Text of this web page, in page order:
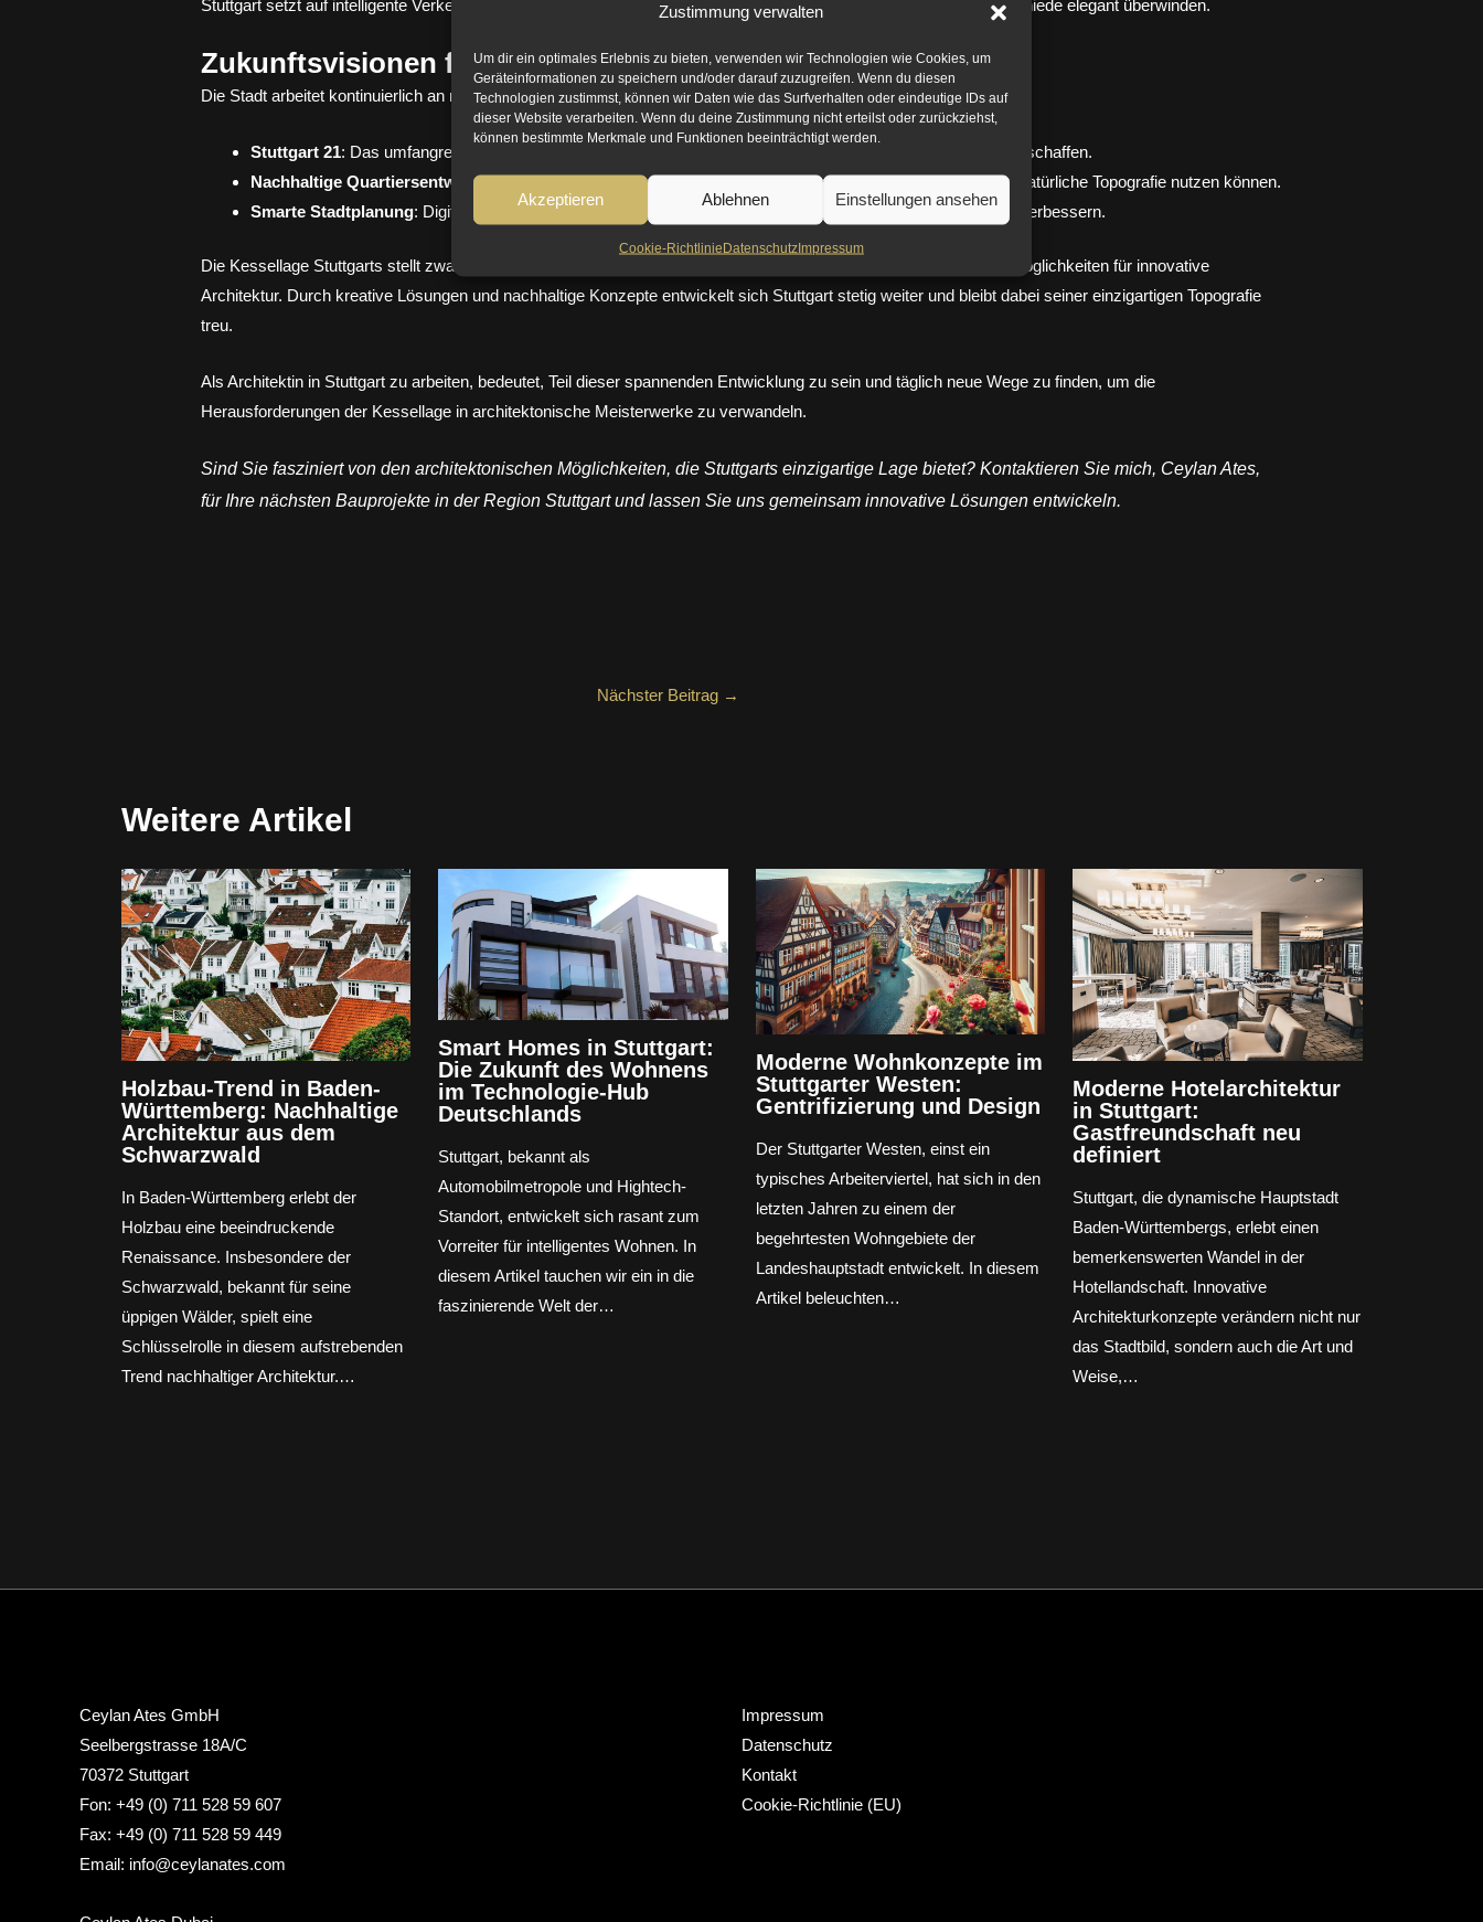
Zustimmung verwalten
Um dir ein optimales Erlebnis zu bieten, verwenden wir Technologien wie Cookies, um
Geräteinformationen zu speichern und/oder darauf zuzugreifen. Wenn du diesen
Technologien zustimmst, können wir Daten wie das Surfverhalten oder eindeutige IDs auf
dieser Website verarbeiten. Wenn du deine Zustimmung nicht erteilst oder zurückziehst,
können bestimmte Merkmale und Funktionen beeinträchtigt werden.
Akzeptieren Ablehnen Einstellungen ansehen
Cookie-RichtlinieDatenschutzImpressum
Stuttgart setzt auf intelligente Verkehrslösungen wie die Zahnradbahn oder die Standseilbahn, die die Höhenunterschiede elegant überwinden.
Zukunftsvisionen für Stuttgart
Die Stadt arbeitet kontinuierlich an neuen Konzepten, um die Lebensqualität weiter zu verbessern:
Stuttgart 21: Das umfangreiche Bahnprojekt wird die Innenstadt neu gestalten und zusätzliche Grünflächen schaffen.
Nachhaltige Quartiersentwicklung: Projekte wie das Olga-Areal zeigen, wie moderne Wohnkonzepte die natürliche Topografie nutzen können.
Smarte Stadtplanung: Digitale Technologien helfen, Verkehrsströme zu optimieren und das Mikroklima zu verbessern.
Die Kessellage Stuttgarts stellt zwar besondere Anforderungen an die Stadtplanung, bietet aber auch einzigartige Möglichkeiten für innovative
Architektur. Durch kreative Lösungen und nachhaltige Konzepte entwickelt sich Stuttgart stetig weiter und bleibt dabei seiner einzigartigen Topografie
treu.
Als Architektin in Stuttgart zu arbeiten, bedeutet, Teil dieser spannenden Entwicklung zu sein und täglich neue Wege zu finden, um die
Herausforderungen der Kessellage in architektonische Meisterwerke zu verwandeln.
Sind Sie fasziniert von den architektonischen Möglichkeiten, die Stuttgarts einzigartige Lage bietet? Kontaktieren Sie mich, Ceylan Ates,
für Ihre nächsten Bauprojekte in der Region Stuttgart und lassen Sie uns gemeinsam innovative Lösungen entwickeln.
Nächster Beitrag →
Weitere Artikel
Holzbau-Trend in Baden-
Württemberg: Nachhaltige
Architektur aus dem
Schwarzwald
In Baden-Württemberg erlebt der
Holzbau eine beeindruckende
Renaissance. Insbesondere der
Schwarzwald, bekannt für seine
üppigen Wälder, spielt eine
Schlüsselrolle in diesem aufstrebenden
Trend nachhaltiger Architektur.…
Smart Homes in Stuttgart:
Die Zukunft des Wohnens
im Technologie-Hub
Deutschlands
Stuttgart, bekannt als
Automobilmetropole und Hightech-
Standort, entwickelt sich rasant zum
Vorreiter für intelligentes Wohnen. In
diesem Artikel tauchen wir ein in die
faszinierende Welt der…
Moderne Wohnkonzepte im
Stuttgarter Westen:
Gentrifizierung und Design
Der Stuttgarter Westen, einst ein
typisches Arbeiterviertel, hat sich in den
letzten Jahren zu einem der
begehrtesten Wohngebiete der
Landeshauptstadt entwickelt. In diesem
Artikel beleuchten…
Moderne Hotelarchitektur
in Stuttgart:
Gastfreundschaft neu
definiert
Stuttgart, die dynamische Hauptstadt
Baden-Württembergs, erlebt einen
bemerkenswerten Wandel in der
Hotellandschaft. Innovative
Architekturkonzepte verändern nicht nur
das Stadtbild, sondern auch die Art und
Weise,…
Ceylan Ates GmbH
Seelbergstrasse 18A/C
70372 Stuttgart
Fon: +49 (0) 711 528 59 607
Fax: +49 (0) 711 528 59 449
Email: info@ceylanates.com
Impressum
Datenschutz
Kontakt
Cookie-Richtlinie (EU)